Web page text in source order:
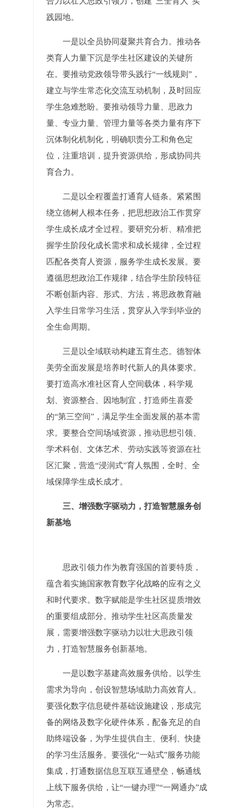
践园地。
一是以全员协同凝聚共育合力。推动各
类育人力量下沉是学生社区建设的关键所
在。要推动党政领导带头践行“一线规则”，
建立与学生常态化交流互动机制，及时回应
学生急难愁盼。要推动领导力量、思政力
量、专业力量、管理力量等各类力量有序下
沉体制化机制化，明确职责分工和角色定
位，注重培训，提升资源供给，形成协同共
育合力。
二是以全程覆盖打通育人链条。紧紧围
绕立德树人根本任务，把思想政治工作贯穿
学生成长成才全过程。要研究分析、精准把
握学生阶段化成长需求和成长规律，全过程
匹配各类育人资源，服务学生成长发展。要
遵循思想政治工作规律，结合学生阶段特征
不断创新内容、形式、方法，将思政教育融
入学生日常学习生活，贯穿从入学到毕业的
全生命周期。
三是以全域联动构建五育生态。德智体
美劳全面发展是培养时代新人的具体要求。
要打造高水准社区育人空间载体，科学规
划、资源整合、因地制宜，打造师生喜爱
的“第三空间”，满足学生全面发展的基本需
求。要整合空间场域资源，推动思想引领、
学术科创、文体艺术、劳动实践等资源在社
区汇聚，营造“浸润式”育人氛围，全时、全
域保障学生成长成才。
三、增强数字驱动力，打造智慧服务创
新基地
思政引领力作为教育强国的首要特质，
蕴含着实施国家教育数字化战略的应有之义
和时代要求。数字赋能是学生社区提质增效
的重要组成部分。推动学生社区高质量发
展，需要增强数字驱动力以壮大思政引领
力，打造智慧服务创新基地。
一是以数字基建高效服务供给。以学生
需求为导向，创设智慧场域助力高效育人。
要强化数字信息硬件基础设施建设，形成完
备的网络及数字化硬件体系，配备充足的自
助终端设备，为学生提供自主、便利、快捷
的学习生活服务。要强化“一站式”服务功能
集成，打通数据信息互联互通壁垒，畅通线
上线下服务供给，让“一键办理”“一网通办”成
为常态。